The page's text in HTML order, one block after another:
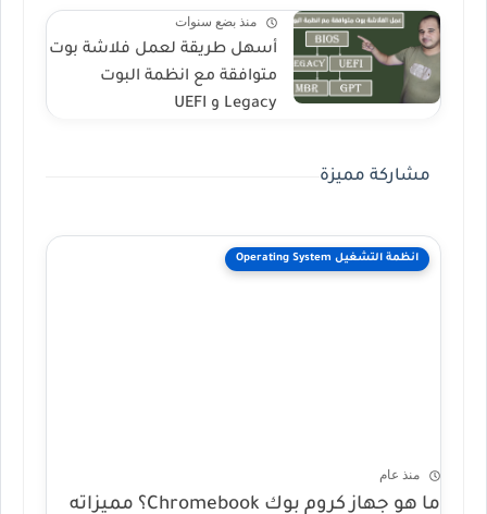
منذ بضع سنوات
أسهل طريقة لعمل فلاشة بوت
متوافقة مع انظمة البوت
Legacy و UEFI
مشاركة مميزة
انظمة التشغيل Operating System
منذ عام
ما هو جهاز كروم بوك Chromebook؟ مميزاته